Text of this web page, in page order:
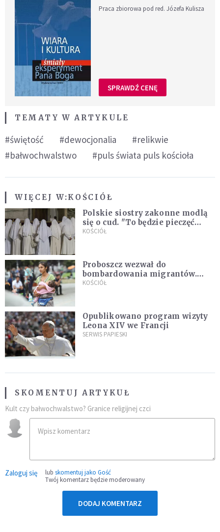
Praca zbiorowa pod red. Józefa Kulisza
SPRAWDŹ CENĘ
TEMATY W ARTYKULE
#świętość #dewocjonalia
#relikwie
#bałwochwalstwo
#puls świata puls kościoła
WIĘCEJ W:KOŚCIÓŁ
Polskie siostry zakonne modlą
się o cud. "To będzie pieczęć
Pana Boga dla naszej wiary"
KOŚCIÓŁ
Proboszcz wezwał do
bombardowania migrantów.
"Masowy ogień przeciwko
KOŚCIÓŁ
Opublikowano program wizyty
Leona XIV we Francji
SERWIS PAPIESKI
SKOMENTUJ ARTYKUŁ
Kult czy bałwochwalstwo? Granice religijnej czci
Zaloguj się lub skomentuj jako Gość
Twój komentarz będzie moderowany
DODAJ KOMENTARZ